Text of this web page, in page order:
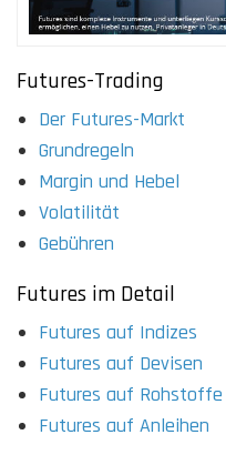
Futures-Trading
Der Futures-Markt
Grundregeln
Margin und Hebel
Volatilität
Gebühren
Futures im Detail
Futures auf Indizes
Futures auf Devisen
Futures auf Rohstoffe
Futures auf Anleihen